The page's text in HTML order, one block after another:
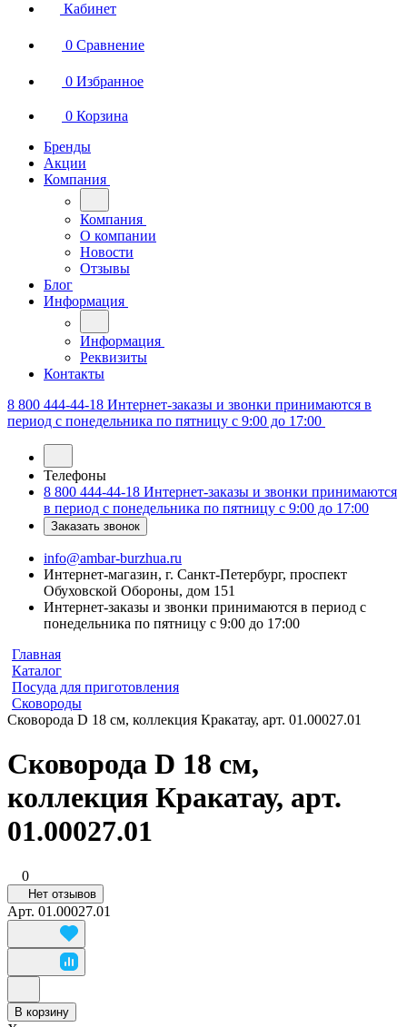
Кабинет
0 Сравнение
0 Избранное
0 Корзина
Бренды
Акции
Компания
Компания
О компании
Новости
Отзывы
Блог
Информация
Информация
Реквизиты
Контакты
8 800 444-44-18 Интернет-заказы и звонки принимаются в
период с понедельника по пятницу с 9:00 до 17:00
Телефоны
8 800 444-44-18 Интернет-заказы и звонки принимаются
в период с понедельника по пятницу с 9:00 до 17:00
Заказать звонок
info@ambar-burzhua.ru
Интернет-магазин, г. Санкт-Петербург, проспект
Обуховской Обороны, дом 151
Интернет-заказы и звонки принимаются в период с
понедельника по пятницу с 9:00 до 17:00
Главная
Каталог
Посуда для приготовления
Сковороды
Сковорода D 18 см, коллекция Кракатау, арт. 01.00027.01
Сковорода D 18 см,
коллекция Кракатау, арт.
01.00027.01
0
Нет отзывов
Арт. 01.00027.01
В корзину